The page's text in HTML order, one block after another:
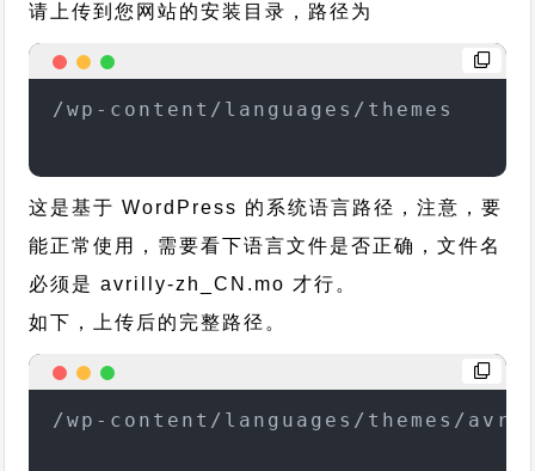
请上传到您网站的安装目录，路径为
/wp-content/languages/themes
这是基于 WordPress 的系统语言路径，注意，要
能正常使用，需要看下语言文件是否正确，文件名
必须是 avrilly-zh_CN.mo 才行。
如下，上传后的完整路径。
/wp-content/languages/themes/